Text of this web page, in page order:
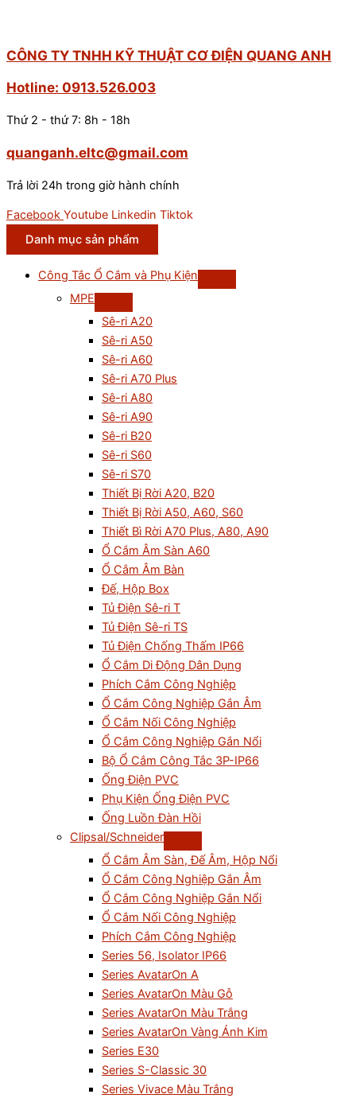
CÔNG TY TNHH KỸ THUẬT CƠ ĐIỆN QUANG ANH
Hotline: 0913.526.003
Thứ 2 - thứ 7: 8h - 18h
quanganh.eltc@gmail.com
Trả lời 24h trong giờ hành chính
Facebook Youtube Linkedin Tiktok
Danh mục sản phẩm
Công Tắc Ổ Cắm và Phụ Kiện
MPE
Sê-ri A20
Sê-ri A50
Sê-ri A60
Sê-ri A70 Plus
Sê-ri A80
Sê-ri A90
Sê-ri B20
Sê-ri S60
Sê-ri S70
Thiết Bị Rời A20, B20
Thiết Bị Rời A50, A60, S60
Thiết Bì Rời A70 Plus, A80, A90
Ổ Cắm Âm Sàn A60
Ổ Cắm Âm Bàn
Đế, Hộp Box
Tủ Điện Sê-ri T
Tủ Điện Sê-ri TS
Tủ Điện Chống Thấm IP66
Ổ Cắm Di Động Dân Dụng
Phích Cắm Công Nghiệp
Ổ Cắm Công Nghiệp Gắn Âm
Ổ Cắm Nối Công Nghiệp
Ổ Cắm Công Nghiệp Gắn Nổi
Bộ Ổ Cắm Công Tắc 3P-IP66
Ống Điện PVC
Phụ Kiện Ống Điện PVC
Ống Luồn Đàn Hồi
Clipsal/Schneider
Ổ Cắm Âm Sàn, Đế Âm, Hộp Nổi
Ổ Cắm Công Nghiệp Gắn Âm
Ổ Cắm Công Nghiệp Gắn Nổi
Ổ Cắm Nối Công Nghiệp
Phích Cắm Công Nghiệp
Series 56, Isolator IP66
Series AvatarOn A
Series AvatarOn Màu Gỗ
Series AvatarOn Màu Trắng
Series AvatarOn Vàng Ánh Kim
Series E30
Series S-Classic 30
Series Vivace Màu Trắng